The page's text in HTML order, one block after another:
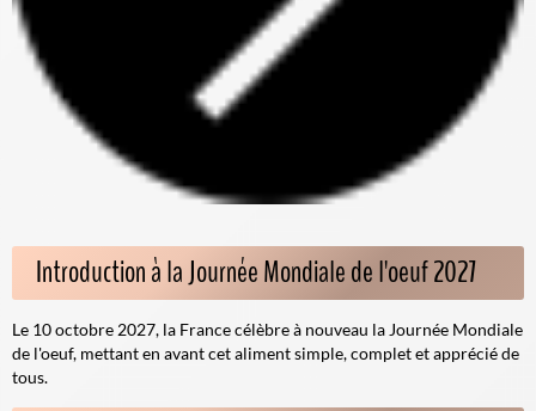
Introduction à la Journée Mondiale de l'oeuf 2027
Le 10 octobre 2027, la France célèbre à nouveau la Journée Mondiale
de l'oeuf, mettant en avant cet aliment simple, complet et apprécié de
tous.